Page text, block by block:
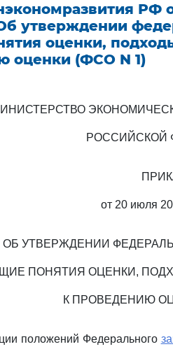
РФ
утверждении
оценки,
оценки (ФСО N 1)
РОССИЙСКОЙ
от 20 июля
ОБ УТВЕРЖДЕНИИ
ПОНЯТИЯ ОЦЕНКИ,
К ПРОВЕДЕНИЮ
положений Федерального